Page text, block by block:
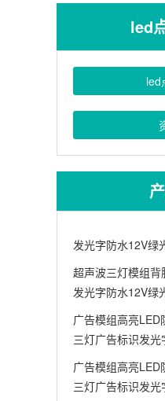
led
led
发光字防水12V绿
超声波三灯模组
发光字防水12V绿
广告模组高亮
三灯广告标识发光
广告模组高亮
三灯广告标识发光